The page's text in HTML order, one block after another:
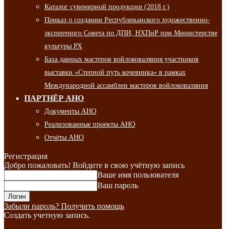
Каталог сувенирной продукции (2018 г.)
Приказ о создании Республиканского художественно-
экспертного Совета по ДПИ, НХПиР при Министерстве
культуры РХ
База данных мастеров войлоковаляния участников
выставки «Степной путь кочевника» в рамках
Международной ассамблеи мастеров войлоковаляния
ПАРТНЁР АНО
Документы АНО
Реализованные проекты АНО
Отчёты АНО
Регистрация
Добро пожаловать! Войдите в свою учётную запись
Ваше имя пользователя
Ваш пароль
Забыли пароль? Получить помощь
Создать учетную запись.